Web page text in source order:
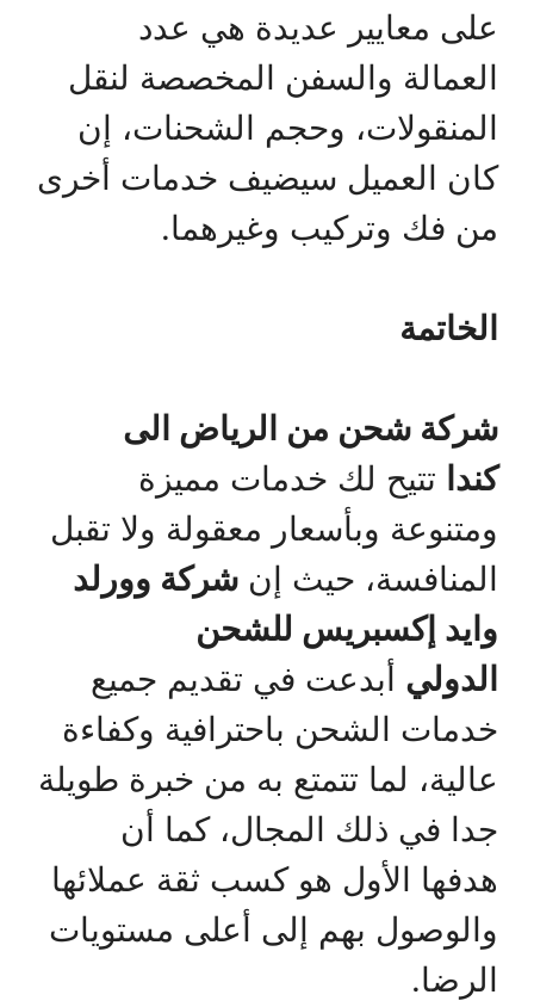
على معايير عديدة هي عدد
العمالة والسفن المخصصة لنقل
المنقولات، وحجم الشحنات، إن
كان العميل سيضيف خدمات أخرى
من فك وتركيب وغيرهما.
الخاتمة
شركة شحن من الرياض الى
كندا تتيح لك خدمات مميزة
ومتنوعة وبأسعار معقولة ولا تقبل
المنافسة، حيث إن شركة وورلد
وايد إكسبريس للشحن
الدولي أبدعت في تقديم جميع
خدمات الشحن باحترافية وكفاءة
عالية، لما تتمتع به من خبرة طويلة
جدا في ذلك المجال، كما أن
هدفها الأول هو كسب ثقة عملائها
والوصول بهم إلى أعلى مستويات
الرضا.